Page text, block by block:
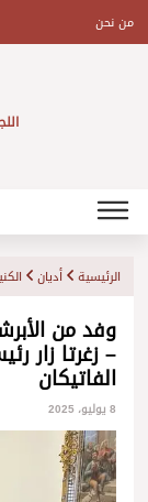
contentمن نحن
الرئيسية أديان
وفد من
– زغرتا زار
الفاتيكان
8 يوليو، 2025